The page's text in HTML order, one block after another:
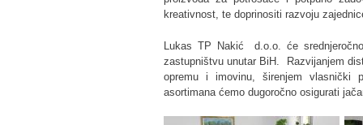
kreativnost, te doprinositi razvoju
Lukas TP Nakić d.o.o. će
zastupništvu unutar BiH. Razvijanjem
opremu i imovinu, širenjem vlasnički
asortimana ćemo dugoročno osigurati